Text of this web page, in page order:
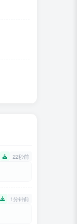
22秒前
1分钟前